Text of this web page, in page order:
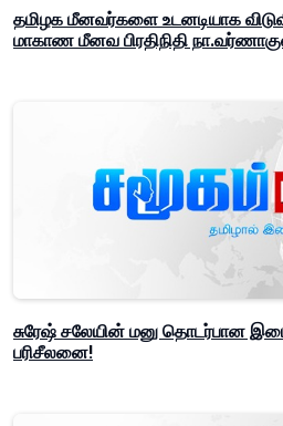
தமிழக மீனவர்களை உடனடியாக
மாகாண மீனவ பிரதிநிதி
சுரேஷ் சலேயின் மனு தொடர்பான
பரிசீலனை!